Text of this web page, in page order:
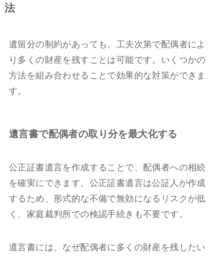
法
遺留分の制約があっても、工夫次第で配偶者によ
り多くの財産を残すことは可能です。いくつかの
方法を組み合わせることで効果的な対策ができま
す。
遺言書で配偶者の取り分を最大化する
公正証書遺言を作成することで、配偶者への相続
を確実にできます。公正証書遺言は公証人が作成
するため、形式的な不備で無効になるリスクが低
く、家庭裁判所での検認手続きも不要です。
遺言書には、なぜ配偶者に多くの財産を残したい